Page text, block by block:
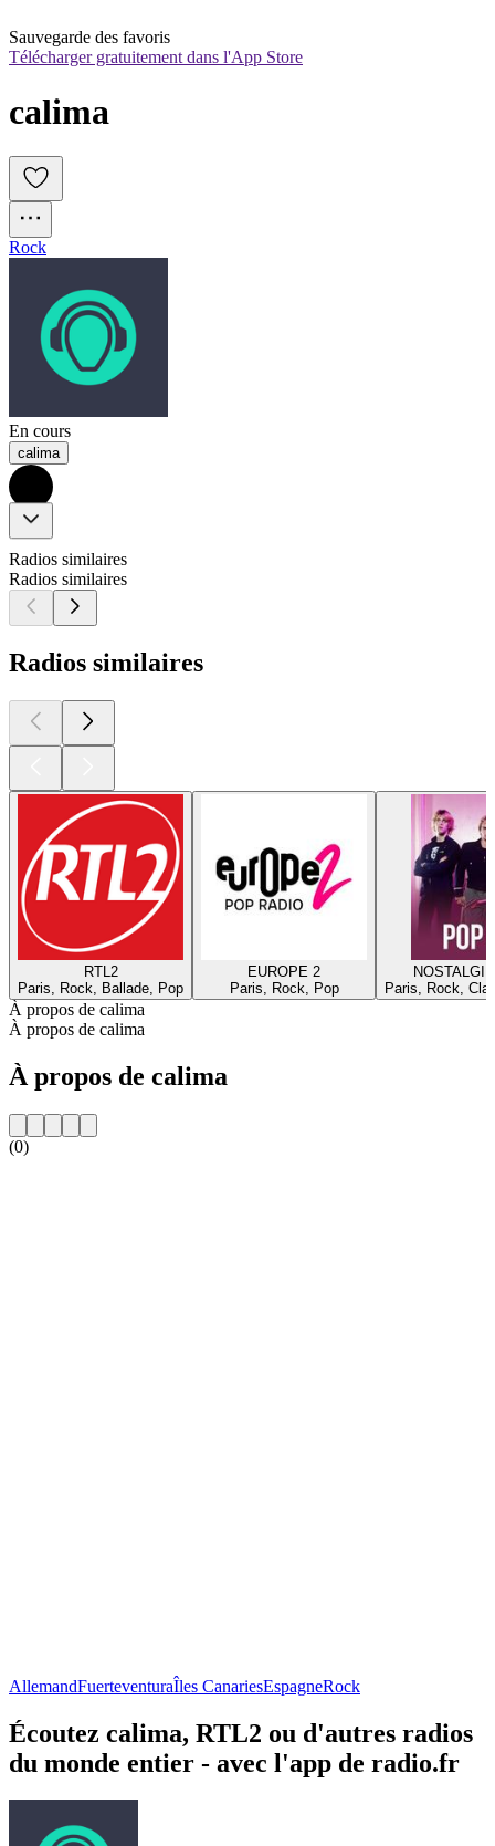
Sauvegarde des favoris
Télécharger gratuitement dans l'App Store
calima
Rock
En cours
calima
Radios similaires
Radios similaires
Radios similaires
RTL2
Paris, Rock, Ballade, Pop
EUROPE 2
Paris, Rock, Pop
Paris, Rock,
À propos de calima
À propos de calima
À propos de calima
(0)
AllemandFuerteventuraÎles CanariesEspagneRock
Écoutez calima, RTL2 ou d'autres radios
du monde entier - avec l'app de radio.fr